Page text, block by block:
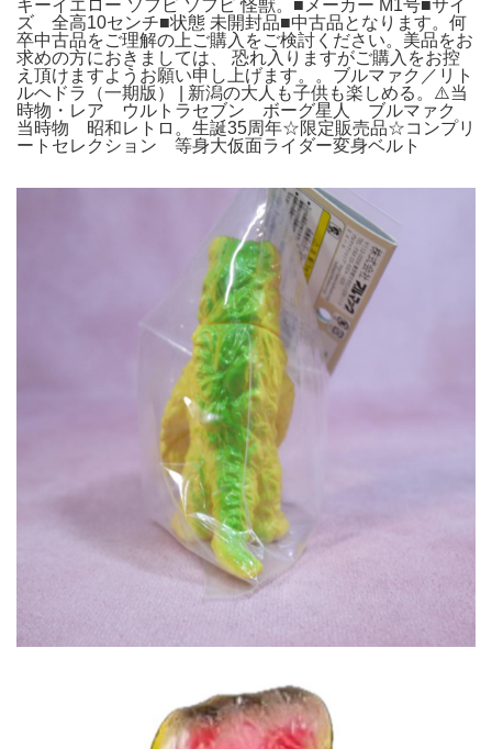
キーイエロー ソフビ ソフビ 怪獣。■メーカー M1号■サイ
ズ 全高10センチ■状態 未開封品■中古品となります。何
卒中古品をご理解の上ご購入をご検討ください。美品をお
求めの方におきましては、 恐れ入りますがご購入をお控
え頂けますようお願い申し上げます。。ブルマァク／リト
ルヘドラ（一期版） | 新潟の大人も子供も楽しめる。⚠️当
時物・レア ウルトラセブン ボーグ星人 ブルマァク
当時物 昭和レトロ。生誕35周年☆限定販売品☆コンプリ
ートセレクション 等身大仮面ライダー変身ベルト